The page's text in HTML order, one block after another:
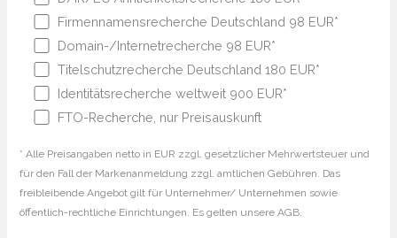
Firmennamensrecherche Deutschland 98 EUR*
Domain-/Internetrecherche 98 EUR*
Titelschutzrecherche Deutschland 180 EUR*
Identitätsrecherche weltweit 900 EUR*
FTO-Recherche, nur Preisauskunft
* Alle Preisangaben netto in EUR zzgl. gesetzlicher Mehrwertsteuer und
für den Fall der Markenanmeldung zzgl. amtlichen Gebühren. Das
freibleibende Angebot gilt für Unternehmer/ Unternehmen sowie
öffentlich-rechtliche Einrichtungen. Es gelten unsere AGB.